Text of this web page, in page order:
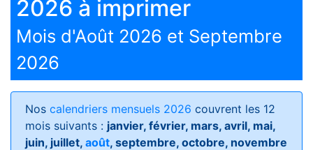
2026 à imprimer
Mois d'Août 2026 et Septembre
2026
Nos calendriers mensuels 2026 couvrent les 12
mois suivants : janvier, février, mars, avril, mai,
juin, juillet, août, septembre, octobre, novembre